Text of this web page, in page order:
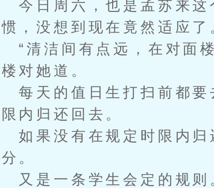
日周六，也是孟苏来这
，没想到现在竟然适应了
洁间有点远，在对面楼
对她道。
天的值日生打扫前都要
内归还回去。
果没有在规定时限内归
。
是一条学生会定的规则